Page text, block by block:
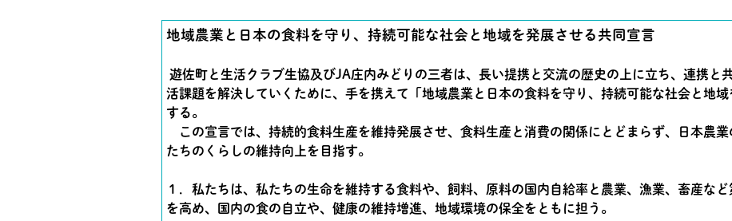
地域農業と日本の食料を守り、持続可能な社会と地域を発展させる共同宣言
遊佐町と生活クラブ生協及びJA庄内みどりの三者は、長い提携と交流の歴史の上に立ち、連携と
活課題を解決していくために、手を携えて「地域農業と日本の食料を守り、持続可能な社会と地
する。
この宣言では、持続的食料生産を維持発展させ、食料生産と消費の関係にとどまらず、日本農
たちのくらしの維持向上を目指す。
１．私たちは、私たちの生命を維持する食料や、飼料、原料の国内自給率と農業、漁業、畜産な
を高め、国内の食の自立や、健康の維持増進、地域環境の保全をともに担う。